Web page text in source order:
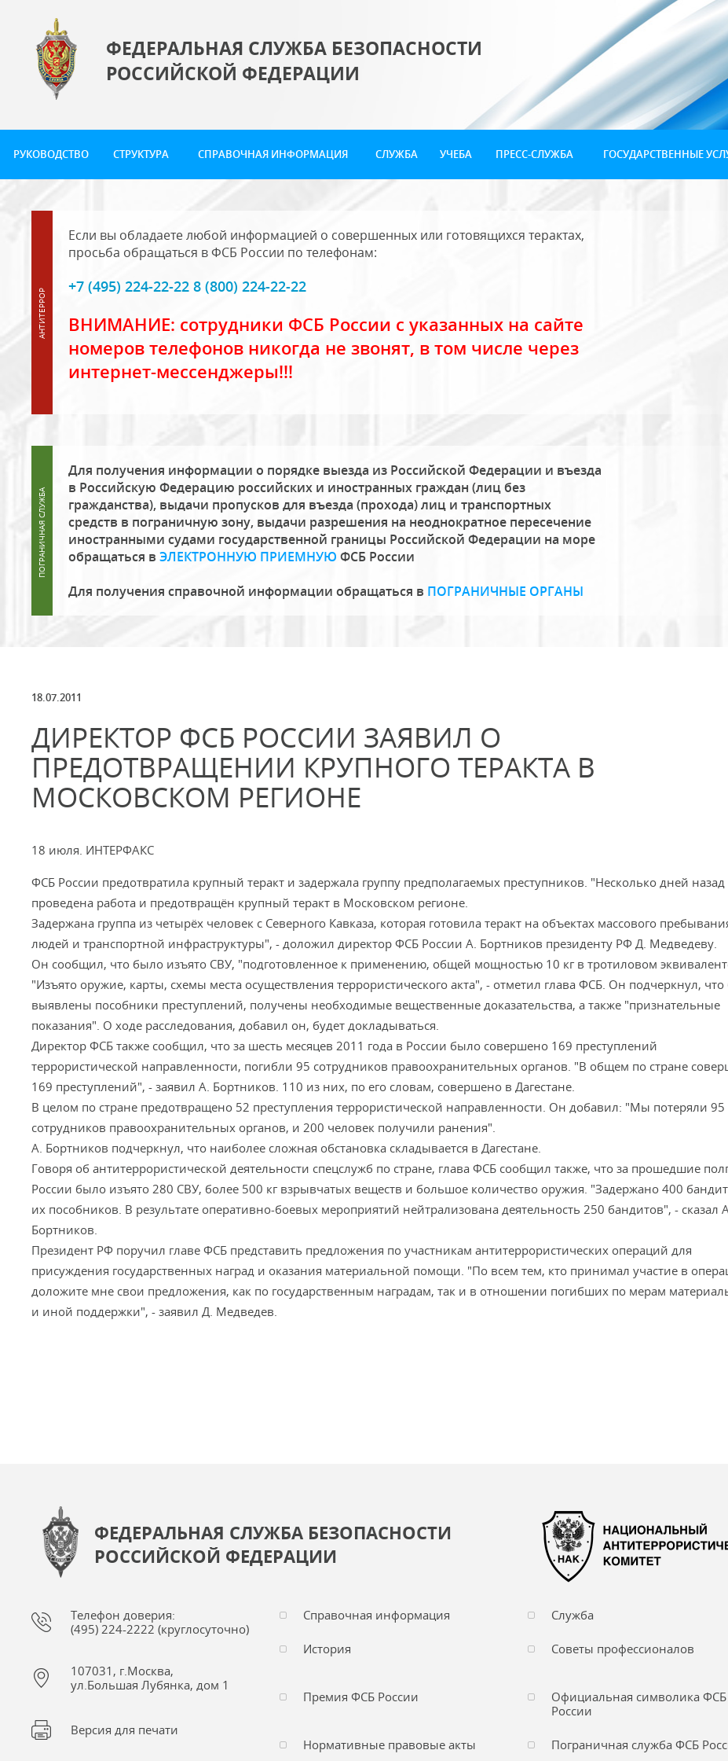
ФЕДЕРАЛЬНАЯ СЛУЖБА БЕЗОПАСНОСТИ
РОССИЙСКОЙ ФЕДЕРАЦИИ
РУКОВОДСТВО СТРУКТУРА СПРАВОЧНАЯ ИНФОРМАЦИЯ СЛУЖБА УЧЕБА ПРЕСС-СЛУЖБА ГОСУДАРСТВЕННЫЕ
Если вы обладаете любой информацией о совершенных или готовящихся терактах,
просьба обращаться в ФСБ России по телефонам:
+7 (495) 224-22-22 8 (800) 224-22-22
ВНИМАНИЕ: сотрудники ФСБ России с указанных на сайте
номеров телефонов никогда не звонят, в том числе через
интернет-мессенджеры!!!
Для получения информации о порядке выезда из Российской Федерации и въезда
в Российскую Федерацию российских и иностранных граждан (лиц без
гражданства), выдачи пропусков для въезда (прохода) лиц и транспортных
средств в пограничную зону, выдачи разрешения на неоднократное пересечение
иностранными судами государственной границы Российской Федерации на море
обращаться в ЭЛЕКТРОННУЮ ПРИЕМНУЮ ФСБ России
Для получения справочной информации обращаться в ПОГРАНИЧНЫЕ ОРГАНЫ
18.07.2011
ДИРЕКТОР ФСБ РОССИИ ЗАЯВИЛ О
ПРЕДОТВРАЩЕНИИ КРУПНОГО ТЕРАКТА В
МОСКОВСКОМ РЕГИОНЕ
18 июля. ИНТЕРФАКС
ФСБ России предотвратила крупный теракт и задержала группу предполагаемых преступников. "Несколько дней
проведена работа и предотвращён крупный теракт в Московском регионе.
Задержана группа из четырёх человек с Северного Кавказа, которая готовила теракт на объектах массового
людей и транспортной инфраструктуры", - доложил директор ФСБ России А. Бортников президенту РФ Д. Медведеву.
Он сообщил, что было изъято СВУ, "подготовленное к применению, общей мощностью 10 кг в тротиловом
"Изъято оружие, карты, схемы места осуществления террористического акта", - отметил глава ФСБ. Он подчеркнул,
выявлены пособники преступлений, получены необходимые вещественные доказательства, а также "признательные
показания". О ходе расследования, добавил он, будет докладываться.
Директор ФСБ также сообщил, что за шесть месяцев 2011 года в России было совершено 169 преступлений
террористической направленности, погибли 95 сотрудников правоохранительных органов. "В общем по стране
169 преступлений", - заявил А. Бортников. 110 из них, по его словам, совершено в Дагестане.
В целом по стране предотвращено 52 преступления террористической направленности. Он добавил: "Мы потеряли 95
сотрудников правоохранительных органов, и 200 человек получили ранения".
А. Бортников подчеркнул, что наиболее сложная обстановка складывается в Дагестане.
Говоря об антитеррористической деятельности спецслужб по стране, глава ФСБ сообщил также, что за прошедшие
России было изъято 280 СВУ, более 500 кг взрывчатых веществ и большое количество оружия. "Задержано 400
их пособников. В результате оперативно-боевых мероприятий нейтрализована деятельность 250 бандитов", - сказал
Бортников.
Президент РФ поручил главе ФСБ представить предложения по участникам антитеррористических операций для
присуждения государственных наград и оказания материальной помощи. "По всем тем, кто принимал участие в
доложите мне свои предложения, как по государственным наградам, так и в отношении погибших по мерам
и иной поддержки", - заявил Д. Медведев.
ФЕДЕРАЛЬНАЯ СЛУЖБА БЕЗОПАСНОСТИ
РОССИЙСКОЙ ФЕДЕРАЦИИ
Телефон доверия:
(495) 224-2222 (круглосуточно)
107031, г.Москва,
ул.Большая Лубянка, дом 1
Версия для печати
Справочная информация Служба
История Советы профессионалов
Премия ФСБ России
Официальная символика ФСБ
России
Нормативные правовые акты Пограничная служба ФСБ